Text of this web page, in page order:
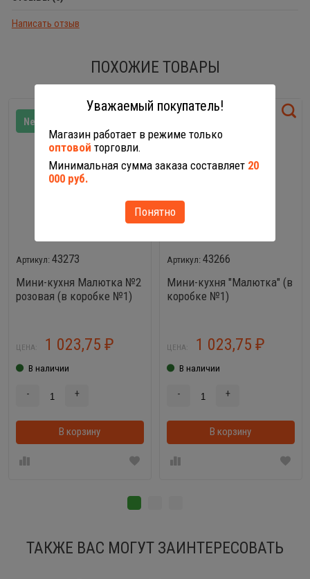
Написать отзыв
ПОХОЖИЕ ТОВАРЫ
New!
43273
Мини-кухня Малютка №2
розовая (в коробке №1)
ЦЕНА: 1 023,75 ₽
В наличии
- +
В корзину В корзинке
43266
Мини-кухня "Малютка" (в
коробке №1)
ЦЕНА: 1 023,75 ₽
В наличии
- +
В корзину
ТАКЖЕ ВАС МОГУТ ЗАИНТЕРЕСОВАТЬ
Уважаемый покупатель!
Магазин работает в режиме только
оптовой торговли.
Минимальная сумма заказа составляет 20
000 руб.
Понятно